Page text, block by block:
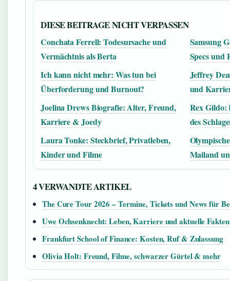
DIESE BEITRAGE NICHT VERPASSEN
Conchata Ferrell: Todesursache und
Vermächtnis als Berta
Samsung
Specs und
Ich kann nicht mehr: Was tun bei
Überforderung und Burnout?
Jeffrey
und
Joelina Drews Biografie: Alter, Freund,
Karriere & Joedy
Rex Gildo:
des
Laura Tonke: Steckbrief, Privatleben,
Kinder und Filme
Mailand
4 VERWANDTE ARTIKEL
The Cure Tour 2026 – Termine, Tickets und News für
Uwe Ochsenknecht: Leben, Karriere und aktuelle Fakten
Frankfurt School of Finance: Kosten, Ruf & Zulassung
Olivia Holt: Freund, Filme, schwarzer Gürtel & mehr